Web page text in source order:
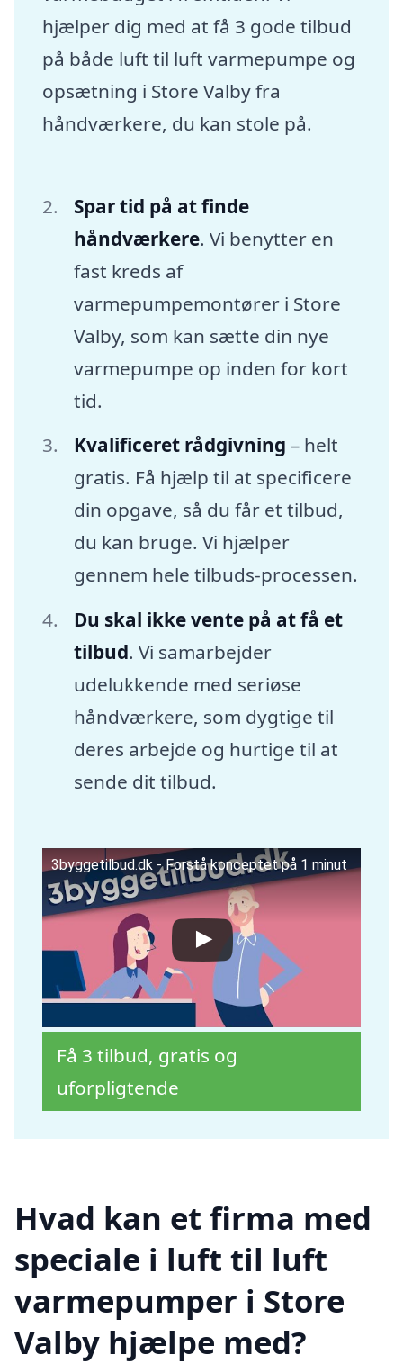
hjælper dig med at få 3 gode tilbud
på både luft til luft varmepumpe og
opsætning i Store Valby fra
håndværkere, du kan stole på.
Spar tid på at finde
håndværkere. Vi benytter en
fast kreds af
varmepumpemontører i Store
Valby, som kan sætte din nye
varmepumpe op inden for kort
tid.
Kvalificeret rådgivning – helt
gratis. Få hjælp til at specificere
din opgave, så du får et tilbud,
du kan bruge. Vi hjælper
gennem hele tilbuds-processen.
Du skal ikke vente på at få et
tilbud. Vi samarbejder
udelukkende med seriøse
håndværkere, som dygtige til
deres arbejde og hurtige til at
sende dit tilbud.
3byggetilbud.dk - Forstå konceptet på 1 minut
Få 3 tilbud, gratis og
uforpligtende
Hvad kan et firma med
speciale i luft til luft
varmepumper i Store
Valby hjælpe med?